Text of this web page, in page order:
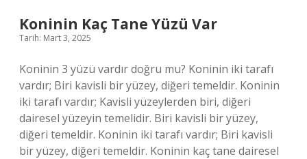
Koninin Kaç Tane Yüzü Var
Tarih: Mart 3, 2025
Koninin 3 yüzü vardır doğru mu? Koninin iki tarafı
vardır; Biri kavisli bir yüzey, diğeri temeldir. Koninin
iki tarafı vardır; Kavisli yüzeylerden biri, diğeri
dairesel yüzeyin temelidir. Biri kavisli bir yüzey,
diğeri temeldir. Koninin iki tarafı vardır; Biri kavisli
bir yüzey, diğeri temeldir. Koninin kaç tane dairesel